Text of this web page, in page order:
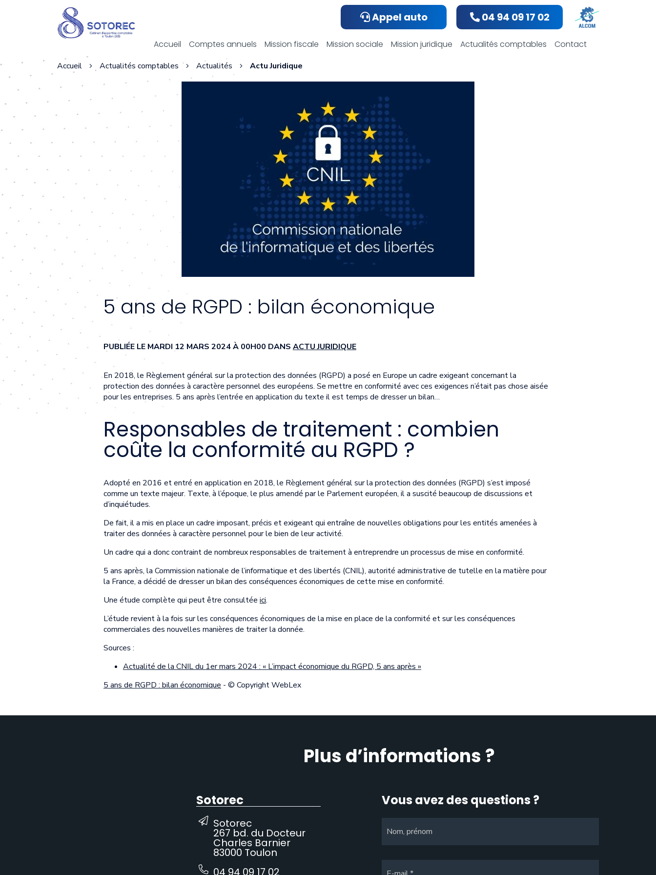
Appel auto 04 94 09 17 02
Accueil Comptes annuels Mission fiscale Mission sociale Mission juridique Actualités comptables Contact
Actualités comptables
Accueil Actualités comptables Actualités Actu Juridique
5 ans de RGPD : bilan économique
PUBLIÉE LE MARDI 12 MARS 2024 À 00H00 DANS ACTU JURIDIQUE
En 2018, le Règlement général sur la protection des données (RGPD) a posé en Europe un cadre exigeant concernant la
protection des données à caractère personnel des européens. Se mettre en conformité avec ces exigences n’était pas chose aisée
pour les entreprises. 5 ans après l’entrée en application du texte il est temps de dresser un bilan…
Responsables de traitement : combien
coûte la conformité au RGPD ?
Adopté en 2016 et entré en application en 2018, le Règlement général sur la protection des données (RGPD) s’est imposé
comme un texte majeur. Texte, à l’époque, le plus amendé par le Parlement européen, il a suscité beaucoup de discussions et
d’inquiétudes.
De fait, il a mis en place un cadre imposant, précis et exigeant qui entraîne de nouvelles obligations pour les entités amenées à
traiter des données à caractère personnel pour le bien de leur activité.
Un cadre qui a donc contraint de nombreux responsables de traitement à entreprendre un processus de mise en conformité.
5 ans après, la Commission nationale de l’informatique et des libertés (CNIL), autorité administrative de tutelle en la matière pour
la France, a décidé de dresser un bilan des conséquences économiques de cette mise en conformité.
Une étude complète qui peut être consultée ici.
L’étude revient à la fois sur les conséquences économiques de la mise en place de la conformité et sur les conséquences
commerciales des nouvelles manières de traiter la donnée.
Sources :
Actualité de la CNIL du 1er mars 2024 : « L’impact économique du RGPD, 5 ans après »
5 ans de RGPD : bilan économique - © Copyright WebLex
Plus d’informations ?
Sotorec
Sotorec
267 bd. du Docteur
Charles Barnier
83000 Toulon
04 94 09 17 02
Vous avez des questions ?
Nom, prénom